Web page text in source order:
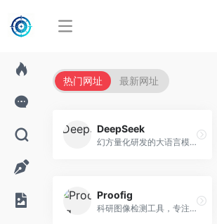
热门网址 最新网址
DeepSeek
幻方量化研发的大语言模型平台，专注于深度推理和代码生成能力。面向开发者、研究人员和技术爱好者，提供强大的逻辑推理和数学计算功能，开源生态完善，API接口友好。
Proofig
科研图像检测工具，专注于学术图像完整性验证。面向科研人员，提供图像检测、重复分析、报告生成等服务，学术检测专业。